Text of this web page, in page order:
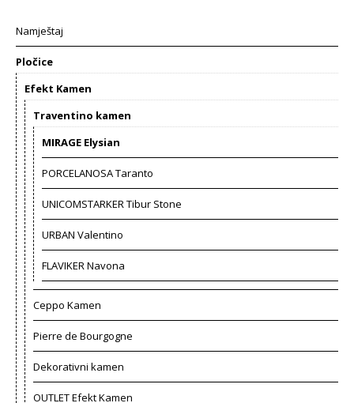
Namještaj
Pločice
Efekt Kamen
Traventino kamen
MIRAGE Elysian
PORCELANOSA Taranto
UNICOMSTARKER Tibur Stone
URBAN Valentino
FLAVIKER Navona
Ceppo Kamen
Pierre de Bourgogne
Dekorativni kamen
OUTLET Efekt Kamen